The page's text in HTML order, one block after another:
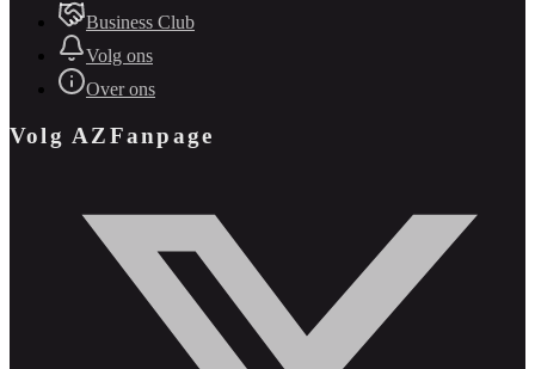
Business Club
Volg ons
Over ons
Volg AZFanpage